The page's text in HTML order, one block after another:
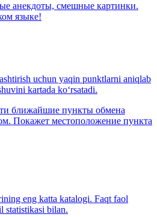
анекдоты, смешные картинки.
языке!
uchun yaqin punktlarni aniqlab
kartada ko‘rsatadi.
ближайшие пункты обмена
Покажет местоположение пункта
eng katta katalogi. Faqt faol
statistikasi bilan.